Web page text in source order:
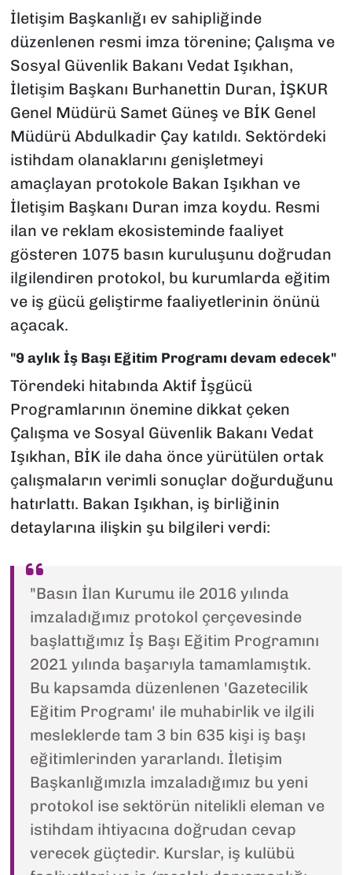
İletişim Başkanlığı ev sahipliğinde
düzenlenen resmi imza törenine; Çalışma ve
Sosyal Güvenlik Bakanı Vedat Işıkhan,
İletişim Başkanı Burhanettin Duran, İŞKUR
Genel Müdürü Samet Güneş ve BİK Genel
Müdürü Abdulkadir Çay katıldı. Sektördeki
istihdam olanaklarını genişletmeyi
amaçlayan protokole Bakan Işıkhan ve
İletişim Başkanı Duran imza koydu. Resmi
ilan ve reklam ekosisteminde faaliyet
gösteren 1075 basın kuruluşunu doğrudan
ilgilendiren protokol, bu kurumlarda eğitim
ve iş gücü geliştirme faaliyetlerinin önünü
açacak.
"9 aylık İş Başı Eğitim Programı devam edecek"
Törendeki hitabında Aktif İşgücü
Programlarının önemine dikkat çeken
Çalışma ve Sosyal Güvenlik Bakanı Vedat
Işıkhan, BİK ile daha önce yürütülen ortak
çalışmaların verimli sonuçlar doğurduğunu
hatırlattı. Bakan Işıkhan, iş birliğinin
detaylarına ilişkin şu bilgileri verdi:
"Basın İlan Kurumu ile 2016 yılında
imzaladığımız protokol çerçevesinde
başlattığımız İş Başı Eğitim Programını
2021 yılında başarıyla tamamlamıştık.
Bu kapsamda düzenlenen 'Gazetecilik
Eğitim Programı' ile muhabirlik ve ilgili
mesleklerde tam 3 bin 635 kişi iş başı
eğitimlerinden yararlandı. İletişim
Başkanlığımızla imzaladığımız bu yeni
protokol ise sektörün nitelikli eleman ve
istihdam ihtiyacına doğrudan cevap
verecek güçtedir. Kurslar, iş kulübü